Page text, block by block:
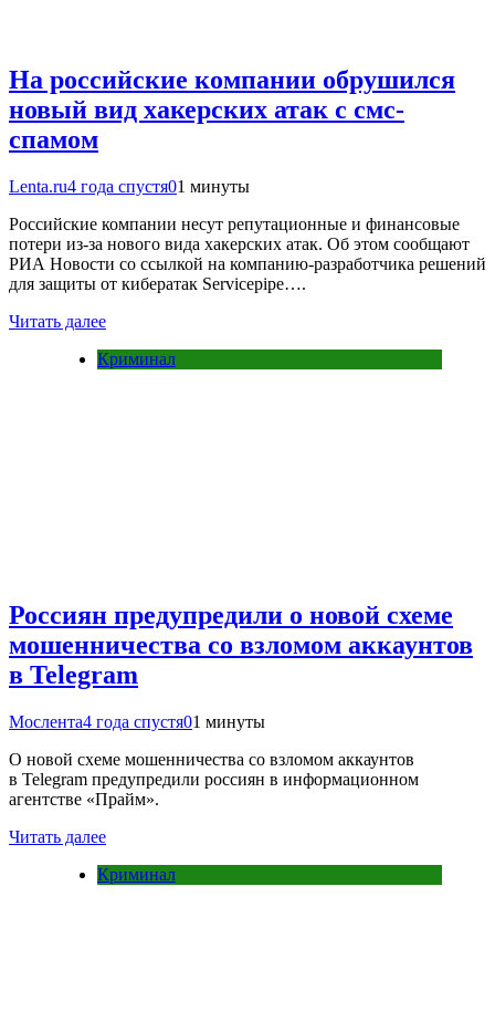
На российские компании обрушился
новый вид хакерских атак с смс-
спамом
Lenta.ru4 года спустя01 минуты
Российские компании несут репутационные и финансовые
потери из-за нового вида хакерских атак. Об этом сообщают
РИА Новости со ссылкой на компанию-разработчика решений
для защиты от кибератак Servicepipe….
Читать далее
Криминал
Россиян предупредили о новой схеме
мошенничества со взломом аккаунтов
в Telegram
Мослента4 года спустя01 минуты
О новой схеме мошенничества со взломом аккаунтов
в Telegram предупредили россиян в информационном
агентстве «Прайм».
Читать далее
Криминал